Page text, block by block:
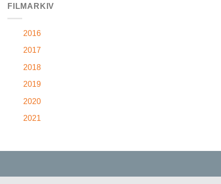
FILMARKIV
2016
2017
2018
2019
2020
2021